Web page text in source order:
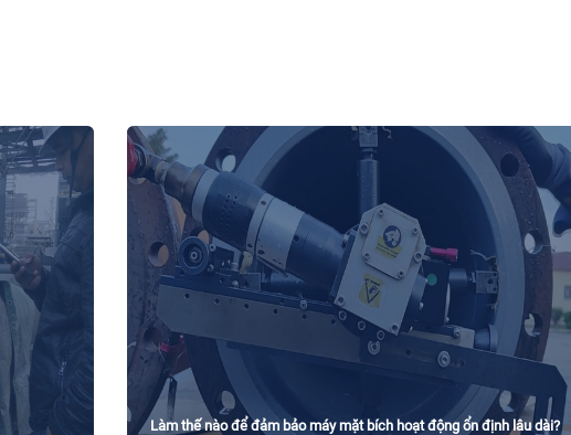
Làm thế nào để đảm bảo máy mặt bích hoạt động ổn định lâu dài?